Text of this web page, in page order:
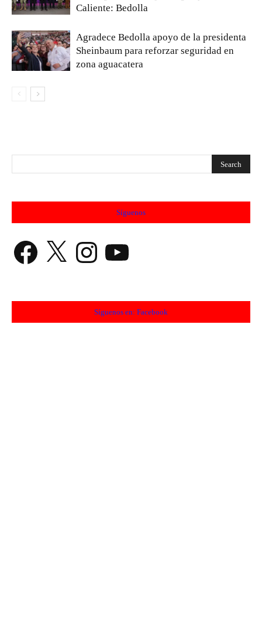
Caliente: Bedolla
Agradece Bedolla apoyo de la presidenta
Sheinbaum para reforzar seguridad en
zona aguacatera
Síguenos
Facebook X Instagram
Síguenos en: Facebook